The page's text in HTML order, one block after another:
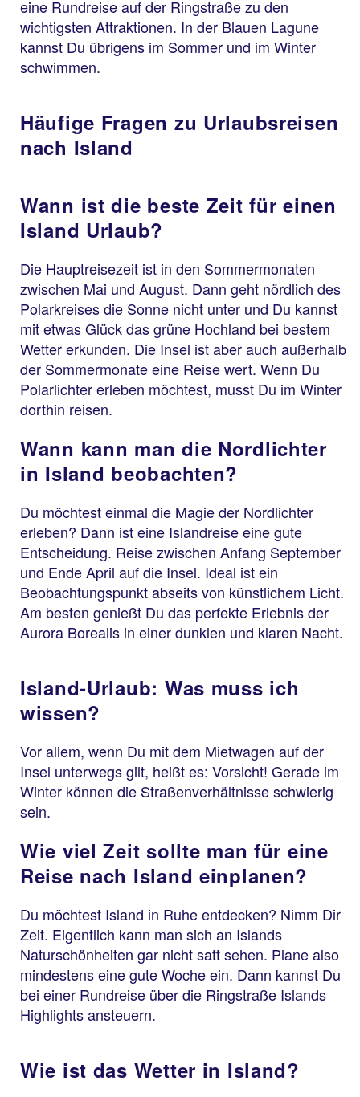
eine Rundreise auf der Ringstraße zu den
wichtigsten Attraktionen. In der Blauen Lagune
kannst Du übrigens im Sommer und im Winter
schwimmen.
Häufige Fragen zu Urlaubsreisen
nach Island
Wann ist die beste Zeit für einen
Island Urlaub?
Die Hauptreisezeit ist in den Sommermonaten
zwischen Mai und August. Dann geht nördlich des
Polarkreises die Sonne nicht unter und Du kannst
mit etwas Glück das grüne Hochland bei bestem
Wetter erkunden. Die Insel ist aber auch außerhalb
der Sommermonate eine Reise wert. Wenn Du
Polarlichter erleben möchtest, musst Du im Winter
dorthin reisen.
Wann kann man die Nordlichter
in Island beobachten?
Du möchtest einmal die Magie der Nordlichter
erleben? Dann ist eine Islandreise eine gute
Entscheidung. Reise zwischen Anfang September
und Ende April auf die Insel. Ideal ist ein
Beobachtungspunkt abseits von künstlichem Licht.
Am besten genießt Du das perfekte Erlebnis der
Aurora Borealis in einer dunklen und klaren Nacht.
Island-Urlaub: Was muss ich
wissen?
Vor allem, wenn Du mit dem Mietwagen auf der
Insel unterwegs gilt, heißt es: Vorsicht! Gerade im
Winter können die Straßenverhältnisse schwierig
sein.
Wie viel Zeit sollte man für eine
Reise nach Island einplanen?
Du möchtest Island in Ruhe entdecken? Nimm Dir
Zeit. Eigentlich kann man sich an Islands
Naturschönheiten gar nicht satt sehen. Plane also
mindestens eine gute Woche ein. Dann kannst Du
bei einer Rundreise über die Ringstraße Islands
Highlights ansteuern.
Wie ist das Wetter in Island?